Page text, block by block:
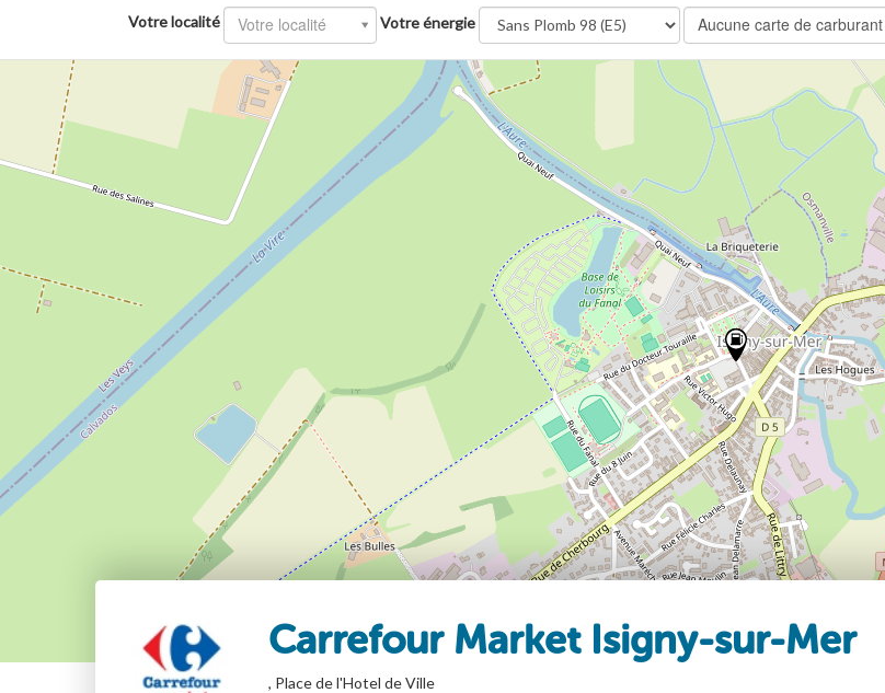
Votre localité Votre localité Votre énergie Aucune carte de carburant
Carrefour Market Isigny-sur-Mer
, Place de l'Hotel de Ville